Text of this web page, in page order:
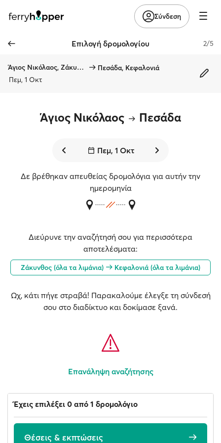
Σύνδεση
Επιλογή δρομολογίου 2/5
Άγιος Νικόλαος, Ζάκυνθος
Πεσάδα, Κεφαλονιά
Πεμ, 1 Οκτ
Άγιος Νικόλαος Πεσάδα
Πεμ, 1 Οκτ
Δε βρέθηκαν απευθείας δρομολόγια για αυτήν την
ημερομηνία
Διεύρυνε την αναζήτησή σου για περισσότερα
αποτελέσματα:
Ζάκυνθος (όλα τα λιμάνια) Κεφαλονιά (όλα τα λιμάνια)
Ωχ, κάτι πήγε στραβά! Παρακαλούμε έλεγξε τη σύνδεσή
σου στο διαδίκτυο και δοκίμασε ξανά.
Επανάληψη αναζήτησης
Έχεις επιλέξει 0 από 1 δρομολόγιο
Θέσεις & εκπτώσεις